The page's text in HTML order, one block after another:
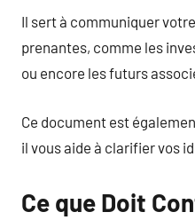
Il sert à communiquer
prenantes, comme les
ou encore les futurs
Ce document est
il vous aide à clarifier vos
Ce que Doit